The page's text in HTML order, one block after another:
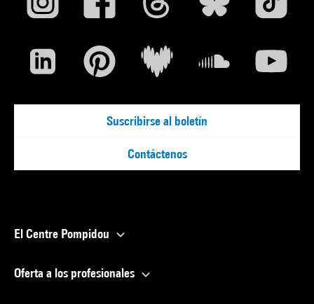
Suscribirse al boletín
Contáctenos
El Centre Pompidou
Oferta a los profesionales